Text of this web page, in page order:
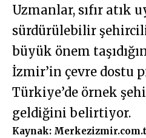
Uzmanlar, sıfır atık
sürdürülebilir
büyük önem
İzmir’in çevre dostu
Türkiye’de örnek
geldiğini belirtiyor.
Kaynak: